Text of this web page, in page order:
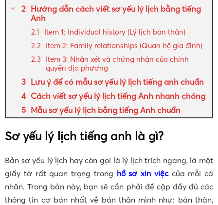
Hướng dẫn cách viết sơ yếu lý lịch bằng tiếng
Anh
Item 1: Individual history (Lý lịch bản thân)
Item 2: Family relationships (Quan hệ gia đình)
Item 3: Nhận xét và chứng nhận của chính
quyền địa phương
Lưu ý để có mẫu sơ yếu lý lịch tiếng anh chuẩn
Cách viết sơ yếu lý lịch tiếng Anh nhanh chóng
Mẫu sơ yếu lý lịch bằng tiếng Anh chuẩn
Sơ yếu lý lịch tiếng anh là gì?
Bản sơ yếu lý lịch hay còn gọi là lý lịch trích ngang, là một
giấy tờ rất quan trọng trong hồ sơ xin việccủa mỗi cá
nhân. Trong bản này, bạn sẽ cần phải đề cập đầy đủ các
thông tin cơ bản nhất về bản thân mình như: bản thân,